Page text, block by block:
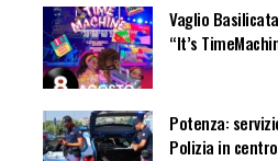
Vaglio
“It’s
Potenza:
Polizia in